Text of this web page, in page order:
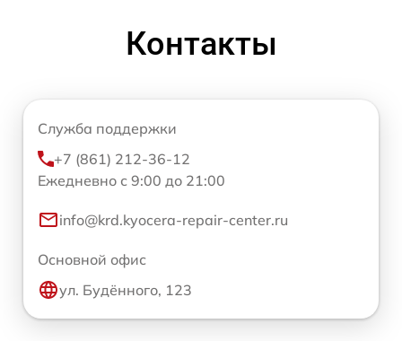
Контакты
Служба поддержки
+7 (861) 212-36-12
Ежедневно с 9:00 до 21:00
info@krd.kyocera-repair-center.ru
Основной офис
ул. Будённого, 123